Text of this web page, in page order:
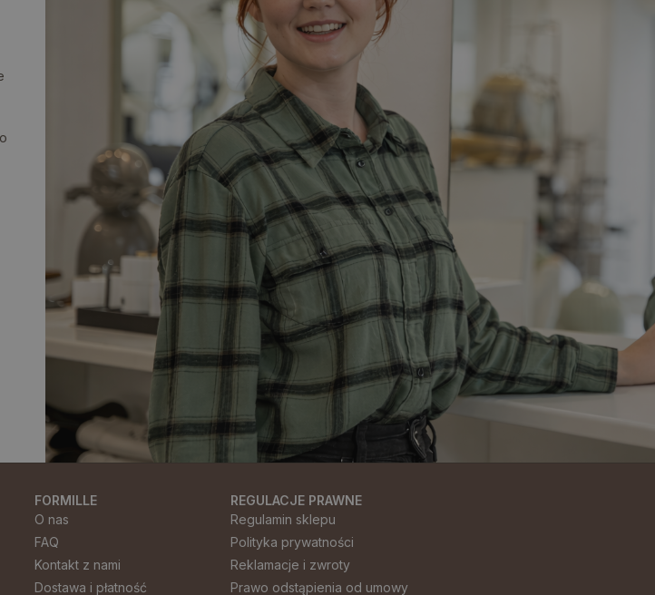
FORMILLE
O nas
FAQ
Kontakt z nami
Dostawa i płatność
REGULACJE PRAWNE
Regulamin sklepu
Polityka prywatności
Reklamacje i zwroty
Prawo odstąpienia od umowy